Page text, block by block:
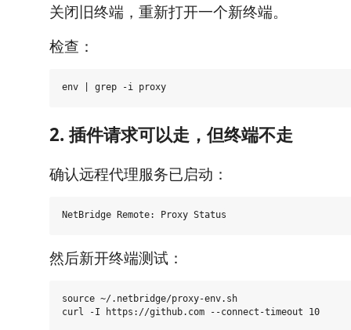
关闭旧终端，重新打开一个新终端。
检查：
2. 插件请求可以走，但终端不走
确认远程代理服务已启动：
然后新开终端测试：
source ~/.netbridge/proxy-env.sh